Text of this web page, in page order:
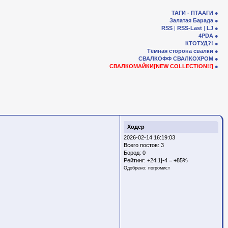
ТАГИ - ПТААГИ
Залатая Барада
RSS | RSS-Last | LJ
4PDA
КТОТУД?!
Тёмная сторона свалки
СВАЛКОФФ СВАЛКОХРОМ
СВАЛКОМАЙКИ[NEW COLLECTION!!]
Ходер
2026-02-14 16:19:03
Всего постов: 3
Бород: 0
Рейтинг: +24|1|-4 = +85%
Одобрено: погромист